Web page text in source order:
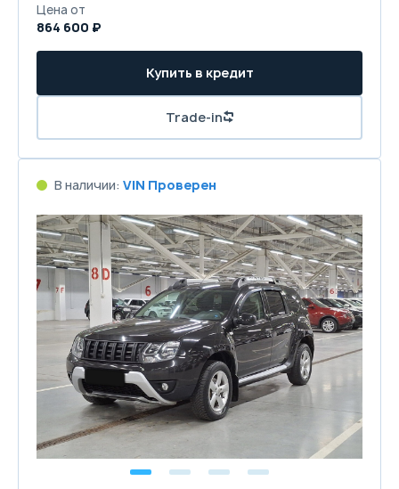
Цена от
864 600 ₽
Купить в кредит
Trade-in
В наличии: VIN Проверен